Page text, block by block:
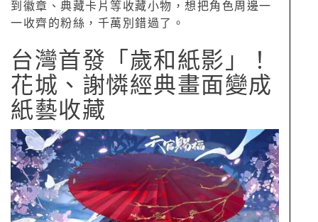
到徽章、典藏卡片等收藏小物，想把角色周邊一
一收齊的粉絲，千萬別錯過了。
台灣首發「歲和紙影」！
花城、謝憐經典畫面變成
紙藝收藏